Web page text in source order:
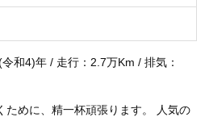
和4)年 / 走行：2.7万Km / 排気：
ために、精一杯頑張ります。 人気の